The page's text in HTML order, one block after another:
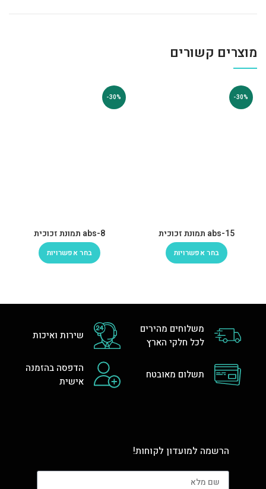
מוצרים קשורים
-30%
abs-15 תמונת זכוכית
בחר אפשרויות
-30%
abs-8 תמונת זכוכית
בחר אפשרויות
משלוחים מהירים
לכל חלקי הארץ
שירות ואיכות
תשלום מאובטח
הדפסה בהזמנה
אישית
הרשמה למועדון לקוחות!